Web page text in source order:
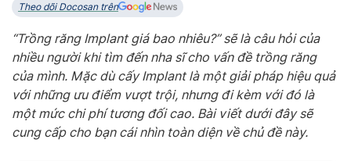
Theo dõi Docosan trên
“Trồng răng Implant giá bao nhiêu?” sẽ là câu hỏi của
nhiều người khi tìm đến nha sĩ cho vấn đề trồng răng
của mình. Mặc dù cấy Implant là một giải pháp hiệu quả
với những ưu điểm vượt trội, nhưng đi kèm với đó là
một mức chi phí tương đối cao. Bài viết dưới đây sẽ
cung cấp cho bạn cái nhìn toàn diện về chủ đề này.